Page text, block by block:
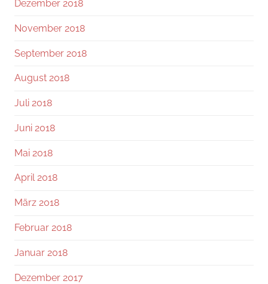
Dezember 2018
November 2018
September 2018
August 2018
Juli 2018
Juni 2018
Mai 2018
April 2018
März 2018
Februar 2018
Januar 2018
Dezember 2017